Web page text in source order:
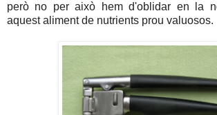
però no per això hem d'oblidar en la
aquest aliment de nutrients prou valuosos.